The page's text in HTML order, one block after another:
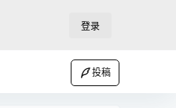
登录
投稿